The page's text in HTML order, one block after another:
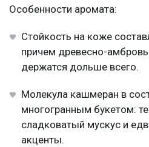
Особенности аромата:
Стойкость на коже
причем древесно-
держатся дольше всего.
Молекула кашмеран в
многогранным букетом:
сладковатый мускус и
акценты.